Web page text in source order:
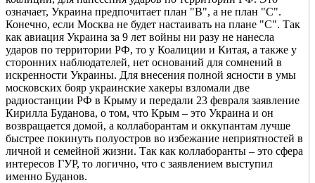
означает, Украина предпочитает план "В", а не план "С".
Конечно, если Москва не будет настаивать на плане "С". Так
как авиация Украина за 9 лет войны ни разу не нанесла
ударов по территории РФ, то у Коалиции и Китая, а также у
сторонних наблюдателей, нет оснований для сомнений в
искренности Украины. Для внесения полной ясности в умы
московских бояр украинские хакеры взломали две
радиостанции РФ в Крыму и передали 23 февраля заявление
Кирилла Буданова, о том, что Крым – это Украина и он
возвращается домой, а коллаборантам и оккупантам лучше
быстрее покинуть полуостров во избежание неприятностей в
личной и семейной жизни. Так как коллаборанты – это сфера
интересов ГУР, то логично, что с заявлением выступил
именно Буданов.